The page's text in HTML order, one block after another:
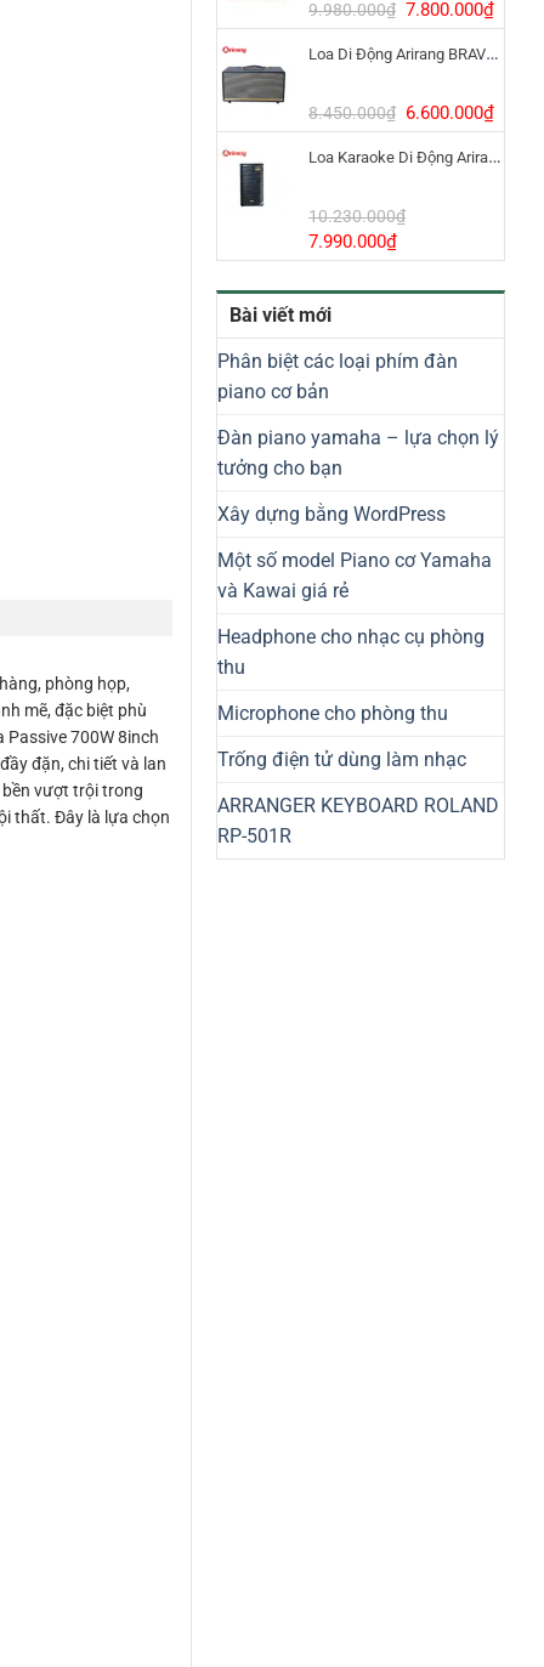
8.800.000₫.
9.980.000₫ Giá
gốc
là:
7.800.000₫Giá
hiện
tại
Loa Di Động Arirang BRAVO 8 800W Có Micro
8.450.000₫ Giá
gốc
là:
6.600.000₫Giá
hiện
tại
Loa Karaoke Di Động Arirang EDGE-X Model I
10.230.000₫
Giá
gốc
là:
10.230.000₫.
7.990.000₫Giá
hiện
tại
7.990.000₫.
Bài viết mới
Phân biệt các loại phím đàn
piano cơ bản
Đàn piano yamaha – lựa chọn lý
tưởng cho bạn
Xây dựng bằng WordPress
Một số model Piano cơ Yamaha
và Kawai giá rẻ
Headphone cho nhạc cụ phòng
thu
Microphone cho phòng thu
Trống điện tử dùng làm nhạc
ARRANGER KEYBOARD ROLAND
RP-501R
phòng họp,
mẽ, đặc biệt phù
Passive 700W 8inch
đặn, chi tiết và lan
vượt trội trong
thất. Đây là lựa chọn